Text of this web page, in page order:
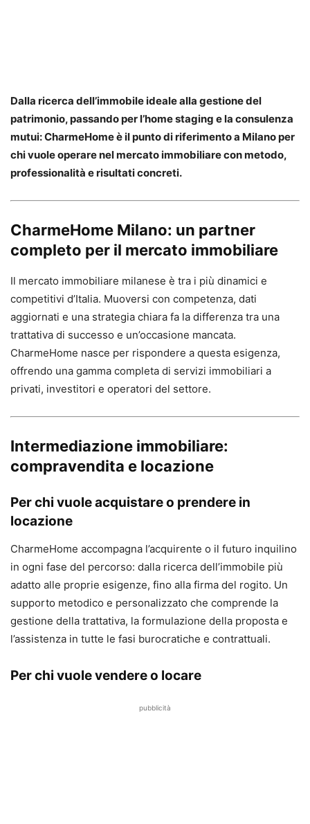
Dalla ricerca dell’immobile ideale alla gestione del
patrimonio, passando per l’home staging e la consulenza
mutui: CharmeHome è il punto di riferimento a Milano per
chi vuole operare nel mercato immobiliare con metodo,
professionalità e risultati concreti.
CharmeHome Milano: un partner
completo per il mercato immobiliare
Il mercato immobiliare milanese è tra i più dinamici e
competitivi d’Italia. Muoversi con competenza, dati
aggiornati e una strategia chiara fa la differenza tra una
trattativa di successo e un’occasione mancata.
CharmeHome nasce per rispondere a questa esigenza,
offrendo una gamma completa di servizi immobiliari a
privati, investitori e operatori del settore.
Intermediazione immobiliare:
compravendita e locazione
Per chi vuole acquistare o prendere in
locazione
CharmeHome accompagna l’acquirente o il futuro inquilino
in ogni fase del percorso: dalla ricerca dell’immobile più
adatto alle proprie esigenze, fino alla firma del rogito. Un
supporto metodico e personalizzato che comprende la
gestione della trattativa, la formulazione della proposta e
l’assistenza in tutte le fasi burocratiche e contrattuali.
Per chi vuole vendere o locare
pubblicità